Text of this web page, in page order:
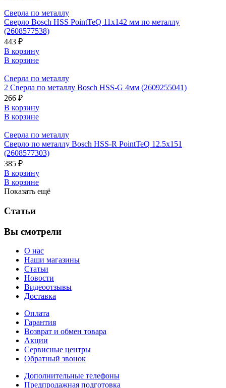
Сверла по металлу
Сверло Bosch HSS PointTeQ 11х142 мм по металлу
(2608577538)
443 ₽
В корзину
В корзине
Сверла по металлу
2 Сверла по металлу Bosch HSS-G 4мм (2609255041)
266 ₽
В корзину
В корзине
Сверла по металлу
Сверло по металлу Bosch HSS-R PointTeQ 12.5х151
(2608577303)
385 ₽
В корзину
В корзине
Показать ещё
Статьи
Вы смотрели
О нас
Наши магазины
Статьи
Новости
Видеоотзывы
Доставка
Оплата
Гарантия
Возврат и обмен товара
Акции
Сервисные центры
Обратный звонок
Дополнительные телефоны
Предпродажная подготовка